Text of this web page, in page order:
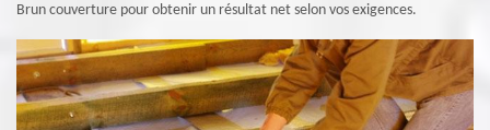
Brun couverture pour obtenir un résultat net selon vos exigences.